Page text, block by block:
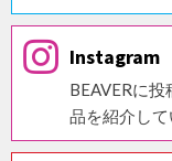
Instagram
BEAVERに
品を紹介して